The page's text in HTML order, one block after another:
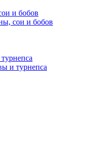
и бобов
сои и бобов
и турнепса